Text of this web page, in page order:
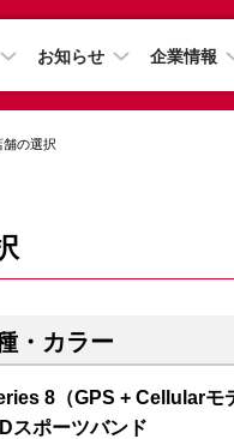
お知らせ 企業情報
舗の選択
・カラー
8（GPS + Cellularモ
スポーツバンド